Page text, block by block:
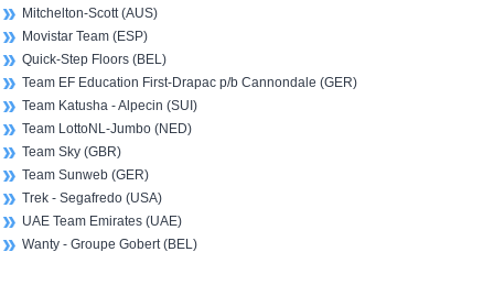
Mitchelton-Scott (AUS)
Movistar Team (ESP)
Quick-Step Floors (BEL)
Team EF Education First-Drapac p/b Cannondale (GER)
Team Katusha - Alpecin (SUI)
Team LottoNL-Jumbo (NED)
Team Sky (GBR)
Team Sunweb (GER)
Trek - Segafredo (USA)
UAE Team Emirates (UAE)
Wanty - Groupe Gobert (BEL)